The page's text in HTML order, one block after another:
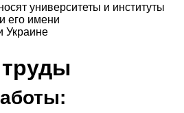
университеты и институты
его имени
Украине